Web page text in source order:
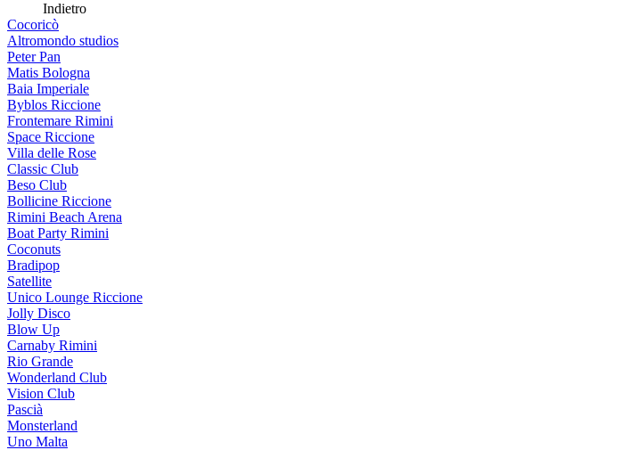
Indietro
Cocoricò
Altromondo studios
Peter Pan
Matis Bologna
Baia Imperiale
Byblos Riccione
Frontemare Rimini
Space Riccione
Villa delle Rose
Classic Club
Beso Club
Bollicine Riccione
Rimini Beach Arena
Boat Party Rimini
Coconuts
Bradipop
Satellite
Unico Lounge Riccione
Jolly Disco
Blow Up
Carnaby Rimini
Rio Grande
Wonderland Club
Vision Club
Pascià
Monsterland
Uno Malta